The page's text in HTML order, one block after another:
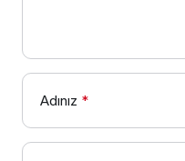
Adınız *